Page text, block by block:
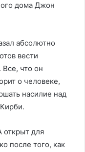
дома Джон
абсолютно
вести
что он
о человеке,
насилие над
открыт для
после того, как